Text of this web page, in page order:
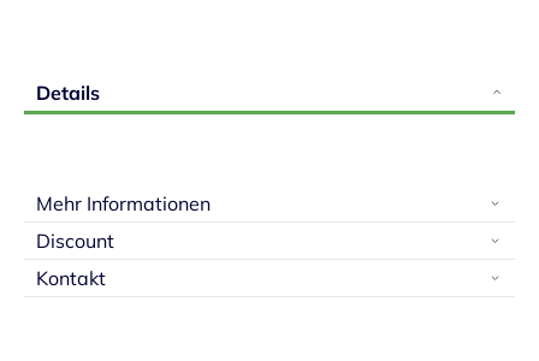
Details
Mehr Informationen
Discount
Kontakt